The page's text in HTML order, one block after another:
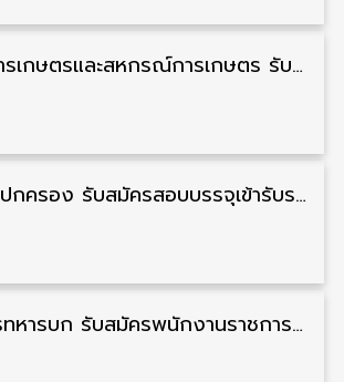
ธนาคารเพื่อการเกษตรและสหกรณ์การเกษตร รับสมัครบุคคลเพื่อเป็นผู้ช่วยพนักงาน วุฒิ ป.ตรี 5 อัตรา รับสมัคร 4 – 14 สิงหาคม
สํานักงานศาลปกครอง รับสมัครสอบบรรจุเข้ารับราชการ วุฒิ ป.ตรี 72 อัตรา รับสมัคร 31 สิงหาคม – 18 กันยายน
กรมพลาธิการทหารบก รับสมัครพนักงานราชการ วุฒิ ม.3/ม.6/ปวช. 66 อัตรา รับสมัคร 10 – 17 สิงหาคม